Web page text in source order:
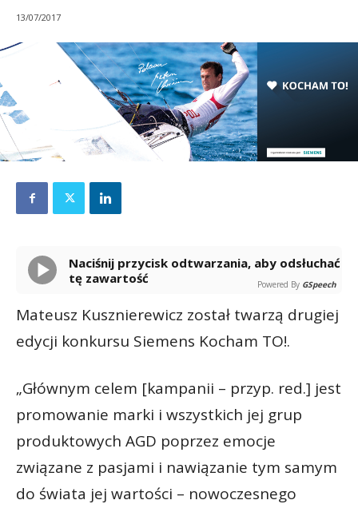
13/07/2017
Naciśnij przycisk odtwarzania, aby odsłuchać
tę zawartość
Powered By GSpeech
Mateusz Kusznierewicz został twarzą drugiej
edycji konkursu Siemens Kocham TO!.
„Głównym celem [kampanii – przyp. red.] jest
promowanie marki i wszystkich jej grup
produktowych AGD poprzez emocje
związane z pasjami i nawiązanie tym samym
do świata jej wartości – nowoczesnego